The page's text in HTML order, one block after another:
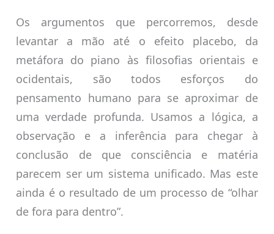
Os argumentos que percorremos, desde
levantar a mão até o efeito placebo, da
metáfora do piano às filosofias orientais e
ocidentais, são todos esforços do
pensamento humano para se aproximar de
uma verdade profunda. Usamos a lógica, a
observação e a inferência para chegar à
conclusão de que consciência e matéria
parecem ser um sistema unificado. Mas este
ainda é o resultado de um processo de “olhar
de fora para dentro”.